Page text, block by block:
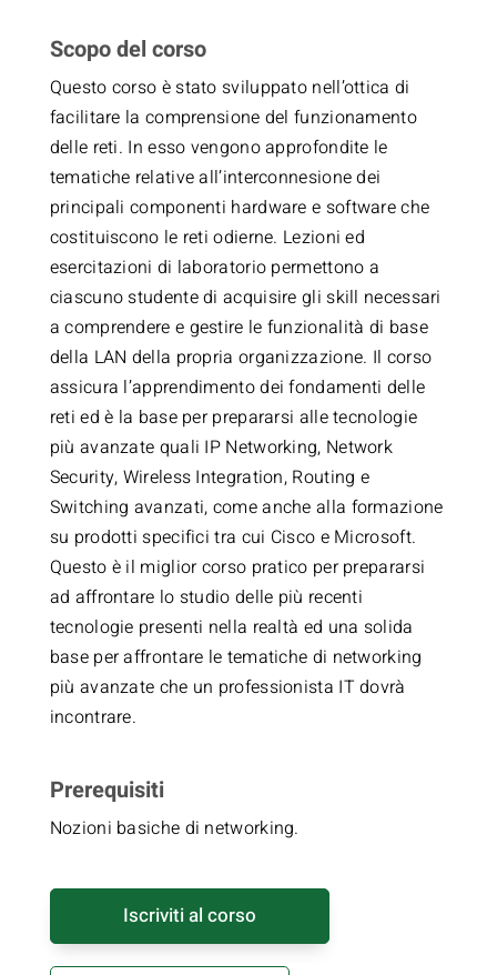
Scopo del corso
Questo corso è stato sviluppato nell’ottica di
facilitare la comprensione del funzionamento
delle reti. In esso vengono approfondite le
tematiche relative all’interconnesione dei
principali componenti hardware e software che
costituiscono le reti odierne. Lezioni ed
esercitazioni di laboratorio permettono a
ciascuno studente di acquisire gli skill necessari
a comprendere e gestire le funzionalità di base
della LAN della propria organizzazione. Il corso
assicura l’apprendimento dei fondamenti delle
reti ed è la base per prepararsi alle tecnologie
più avanzate quali IP Networking, Network
Security, Wireless Integration, Routing e
Switching avanzati, come anche alla formazione
su prodotti specifici tra cui Cisco e Microsoft.
Questo è il miglior corso pratico per prepararsi
ad affrontare lo studio delle più recenti
tecnologie presenti nella realtà ed una solida
base per affrontare le tematiche di networking
più avanzate che un professionista IT dovrà
incontrare.
Prerequisiti
Nozioni basiche di networking.
Iscriviti al corso